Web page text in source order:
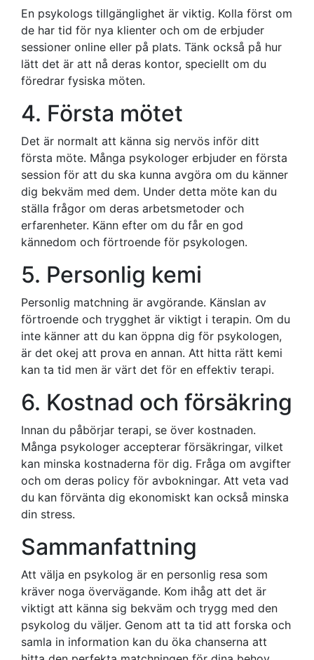
En psykologs tillgänglighet är viktig. Kolla först om
de har tid för nya klienter och om de erbjuder
sessioner online eller på plats. Tänk också på hur
lätt det är att nå deras kontor, speciellt om du
föredrar fysiska möten.
4. Första mötet
Det är normalt att känna sig nervös inför ditt
första möte. Många psykologer erbjuder en första
session för att du ska kunna avgöra om du känner
dig bekväm med dem. Under detta möte kan du
ställa frågor om deras arbetsmetoder och
erfarenheter. Känn efter om du får en god
kännedom och förtroende för psykologen.
5. Personlig kemi
Personlig matchning är avgörande. Känslan av
förtroende och trygghet är viktigt i terapin. Om du
inte känner att du kan öppna dig för psykologen,
är det okej att prova en annan. Att hitta rätt kemi
kan ta tid men är värt det för en effektiv terapi.
6. Kostnad och försäkring
Innan du påbörjar terapi, se över kostnaden.
Många psykologer accepterar försäkringar, vilket
kan minska kostnaderna för dig. Fråga om avgifter
och om deras policy för avbokningar. Att veta vad
du kan förvänta dig ekonomiskt kan också minska
din stress.
Sammanfattning
Att välja en psykolog är en personlig resa som
kräver noga övervägande. Kom ihåg att det är
viktigt att känna sig bekväm och trygg med den
psykolog du väljer. Genom att ta tid att forska och
samla in information kan du öka chanserna att